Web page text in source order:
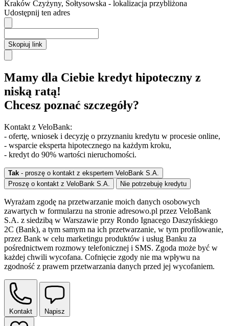
Kraków Czyżyny, Sołtysowska - lokalizacja przybliżona
Udostępnij ten adres
Skopiuj link
Mamy dla Ciebie kredyt hipoteczny z
niską ratą!
Chcesz poznać szczegóły?
Kontakt z VeloBank:
- ofertę, wniosek i decyzję o przyznaniu kredytu w procesie online,
- wsparcie eksperta hipotecznego na każdym kroku,
- kredyt do 90% wartości nieruchomości.
Tak - proszę o kontakt z ekspertem VeloBank S.A.
Proszę o kontakt z VeloBank S.A.
Nie potrzebuję kredytu
Wyrażam zgodę na przetwarzanie moich danych osobowych
zawartych w formularzu na stronie adresowo.pl przez VeloBank
S.A. z siedzibą w Warszawie przy Rondo Ignacego Daszyńskiego
2C (Bank), a tym samym na ich przetwarzanie, w tym profilowanie,
przez Bank w celu marketingu produktów i usług Banku za
pośrednictwem rozmowy telefonicznej i SMS. Zgoda może być w
każdej chwili wycofana. Cofnięcie zgody nie ma wpływu na
zgodność z prawem przetwarzania danych przed jej wycofaniem.
Kontakt Napisz